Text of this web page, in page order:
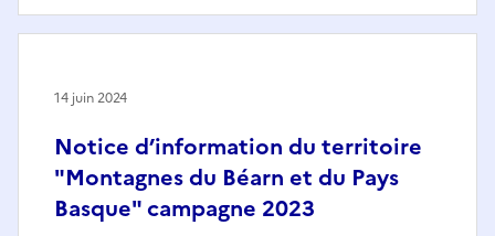
Notice d’information du territoire
"Montagnes du Béarn et du Pays
Basque" campagne 2023
14 juin 2024